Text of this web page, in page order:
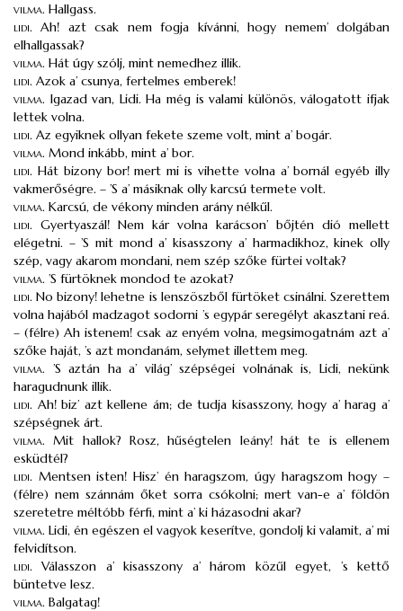
vilma. Hallgass.
lidi.Ah! azt csak nem fogja kívánni, hogy nemem’ dolgában
elhallgassak?
vilma. Hát úgy szólj, mint nemedhez illik.
lidi. Azok a’ csunya, fertelmes emberek!
vilma. Igazad van, Lidi. Ha még is valami különös, válogatott ifjak
lettek volna.
lidi. Az egyiknek ollyan fekete szeme volt, mint a’ bogár.
vilma. Mond inkább, mint a’ bor.
lidi. Hát bizony bor! mert mi is vihette volna a’ bornál egyéb illy
vakmerőségre. – ’S a’ másiknak olly karcsú termete volt.
vilma. Karcsú, de vékony minden arány nélkűl.
lidi. Gyertyaszál! Nem kár volna karácson’ bőjtén dió mellett
elégetni. – ’S mit mond a’ kisasszony a’ harmadikhoz, kinek olly
szép, vagy akarom mondani, nem szép szőke fürtei voltak?
vilma. ’S fürtöknek mondod te azokat?
lidi.No bizony! lehetne is lenszöszből fürtöket csinálni. Szerettem
volna hajából madzagot sodorni ’s egypár seregélyt akasztani reá.
– (félre) Ah istenem! csak az enyém volna, megsimogatnám azt a’
szőke haját, ’s azt mondanám, selymet illettem meg.
vilma. ’S aztán ha a’ világ’ szépségei volnának is, Lidi, nekünk
haragudnunk illik.
lidi. Ah! biz’ azt kellene ám; de tudja kisasszony, hogy a’ harag a’
szépségnek árt.
vilma.Mit hallok? Rosz, hűségtelen leány! hát te is ellenem
esküdtél?
lidi. Mentsen isten! Hisz’ én haragszom, úgy haragszom hogy –
(félre) nem szánnám őket sorra csókolni; mert van-e a’ földön
szeretetre méltóbb férfi, mint a’ ki házasodni akar?
vilma. Lidi, én egészen el vagyok keserítve, gondolj ki valamit, a’ mi
felvidítson.
lidi.Válasszon a’ kisasszony a’ három közűl egyet, ’s kettő
büntetve lesz.
vilma. Balgatag!